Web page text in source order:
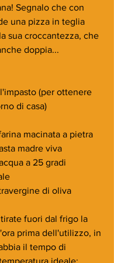
Segnalo che con
una pizza in teglia
sua croccantezza, che
doppia...
(per ottenere
di casa)
macinata a pietra
madre viva
a 25 gradi
di oliva
fuori dal frigo la
prima dell'utilizzo, in
il tempo di